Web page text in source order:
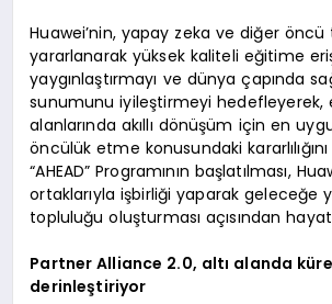
Huawei’nin, yapay zeka ve diğer
yararlanarak yüksek kaliteli eğitime
yaygınlaştırmayı ve dünya çapında
sunumunu iyileştirmeyi hedefleyerek,
alanlarında akıllı dönüşüm için en
öncülük etme konusundaki kararlılığını
“AHEAD” Programının başlatılması,
ortaklarıyla işbirliği yaparak geleceğe
topluluğu oluşturması açısından
Partner Alliance 2.0, altı alanda
derinleştiriyor